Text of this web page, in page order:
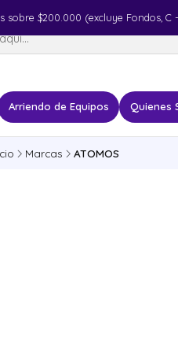
Arriendo de Equipos Quienes
sobre $200.000 (excluye Fondos, C
Marcas ATOMOS